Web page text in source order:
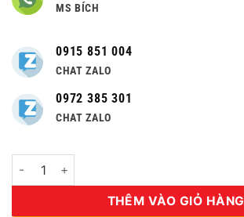
MS BÍCH
0915 851 004
CHAT ZALO
0972 385 301
CHAT ZALO
Số lượng
THÊM VÀO GIỎ HÀNG